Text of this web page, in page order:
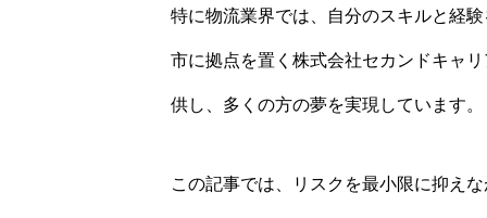
特に物流業界では、自分のスキルと経
市に拠点を置く株式会社セカンドキャ
供し、多くの方の夢を実現しています。
この記事では、リスクを最小限に抑え